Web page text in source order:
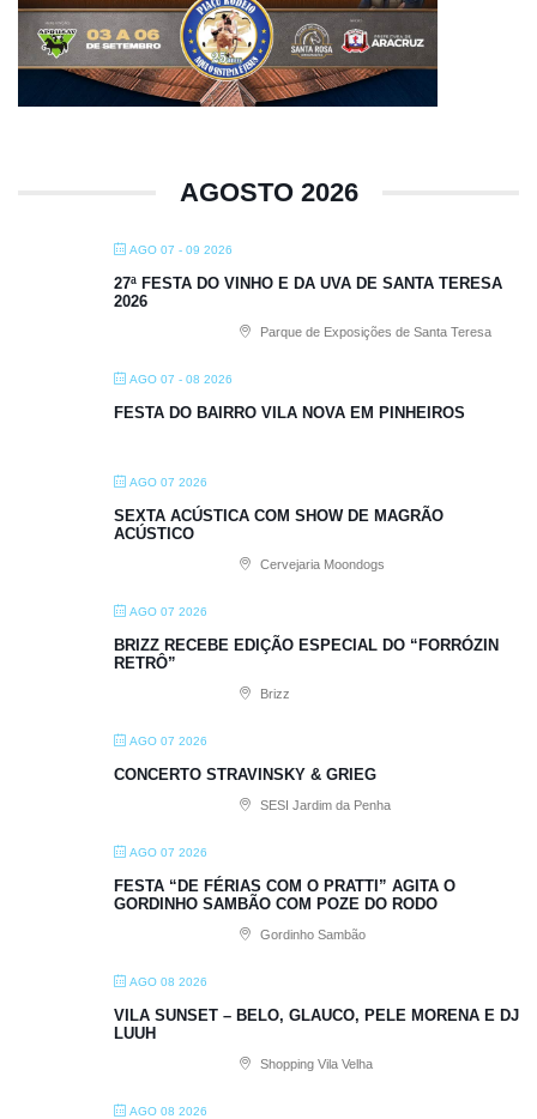
AGOSTO 2026
AGO 07 - 09 2026
27ª FESTA DO VINHO E DA UVA DE SANTA TERESA
2026
Parque de Exposições de Santa Teresa
AGO 07 - 08 2026
FESTA DO BAIRRO VILA NOVA EM PINHEIROS
AGO 07 2026
SEXTA ACÚSTICA COM SHOW DE MAGRÃO
ACÚSTICO
Cervejaria Moondogs
AGO 07 2026
BRIZZ RECEBE EDIÇÃO ESPECIAL DO “FORRÓZIN
RETRÔ”
Brizz
AGO 07 2026
CONCERTO STRAVINSKY & GRIEG
SESI Jardim da Penha
AGO 07 2026
FESTA “DE FÉRIAS COM O PRATTI” AGITA O
GORDINHO SAMBÃO COM POZE DO RODO
Gordinho Sambão
AGO 08 2026
VILA SUNSET – BELO, GLAUCO, PELE MORENA E DJ
LUUH
Shopping Vila Velha
AGO 08 2026